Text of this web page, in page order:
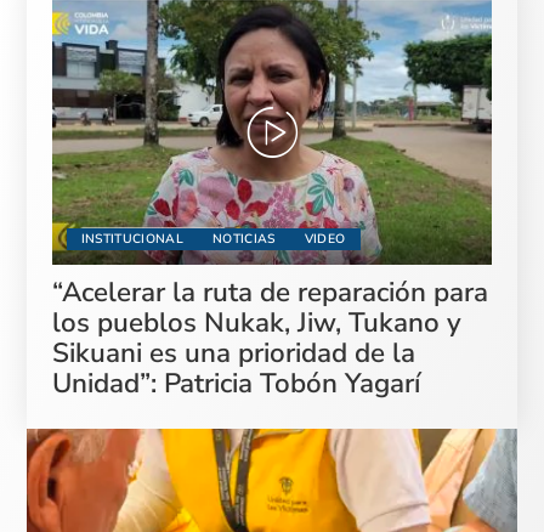
INSTITUCIONAL NOTICIAS VIDEO
“Acelerar la ruta de reparación para
los pueblos Nukak, Jiw, Tukano y
Sikuani es una prioridad de la
Unidad”: Patricia Tobón Yagarí